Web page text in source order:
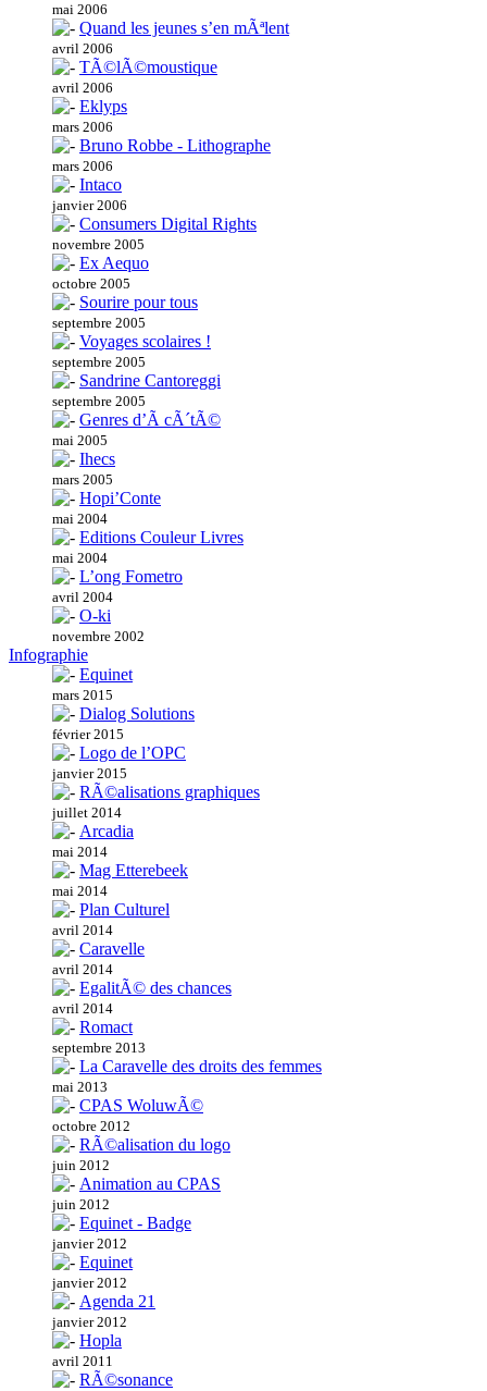
mai 2006
Quand les jeunes s’en mÃªlent
avril 2006
TÃ©lÃ©moustique
avril 2006
Eklyps
mars 2006
Bruno Robbe - Lithographe
mars 2006
Intaco
janvier 2006
Consumers Digital Rights
novembre 2005
Ex Aequo
octobre 2005
Sourire pour tous
septembre 2005
Voyages scolaires !
septembre 2005
Sandrine Cantoreggi
septembre 2005
Genres d’Ã cÃ´tÃ©
mai 2005
Ihecs
mars 2005
Hopi’Conte
mai 2004
Editions Couleur Livres
mai 2004
L’ong Fometro
avril 2004
O-ki
novembre 2002
Infographie
Equinet
mars 2015
Dialog Solutions
février 2015
Logo de l’OPC
janvier 2015
RÃ©alisations graphiques
juillet 2014
Arcadia
mai 2014
Mag Etterebeek
mai 2014
Plan Culturel
avril 2014
Caravelle
avril 2014
EgalitÃ© des chances
avril 2014
Romact
septembre 2013
La Caravelle des droits des femmes
mai 2013
CPAS WoluwÃ©
octobre 2012
RÃ©alisation du logo
juin 2012
Animation au CPAS
juin 2012
Equinet - Badge
janvier 2012
Equinet
janvier 2012
Agenda 21
janvier 2012
Hopla
avril 2011
RÃ©sonance